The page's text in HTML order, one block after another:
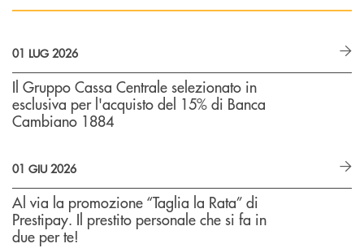
01 LUG 2026
Il Gruppo Cassa Centrale selezionato in
esclusiva per l'acquisto del 15% di Banca
Cambiano 1884
01 GIU 2026
Al via la promozione “Taglia la Rata” di
Prestipay. Il prestito personale che si fa in
due per te!